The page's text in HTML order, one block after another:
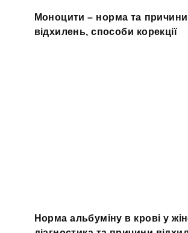
Моноцити – норма та причини
відхилень, способи корекції
Норма альбуміну в крові у